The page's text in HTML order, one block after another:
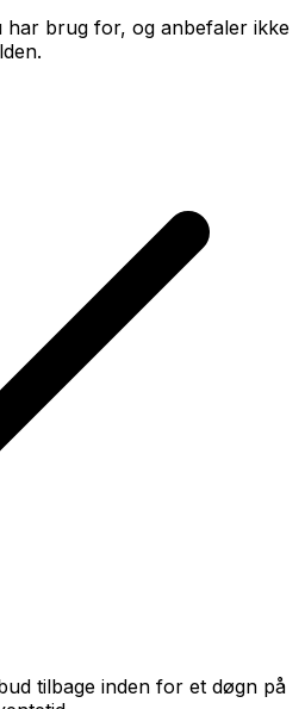
brug for, og anbefaler ikke
tilbage inden for et døgn på